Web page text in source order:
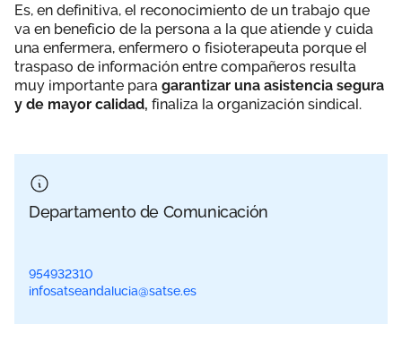
Es, en definitiva, el reconocimiento de un trabajo que
va en beneficio de la persona a la que atiende y cuida
una enfermera, enfermero o fisioterapeuta porque el
traspaso de información entre compañeros resulta
muy importante para garantizar una asistencia segura
y de mayor calidad, finaliza la organización sindical.
Departamento de Comunicación
954932310
infosatseandalucia@satse.es